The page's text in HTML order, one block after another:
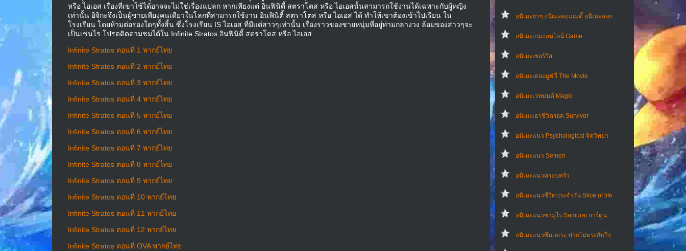
อนิเมะฮาๆ อนิเมะคอมเมดี้ อนิเมะตลก
อนิเมะเกมออนไลน์ Game
อนิเมะเซอร์วิส
อนิเมะเดอะมูฟวี่ The Movie
อนิเมะเวทมนต์ Magic
อนิเมะเอาชีวิตรอด Survivor
อนิเมะแนว Psychological จิตวิทยา
อนิเมะแนว Seinen
อนิเมะแนวครอบครัว
อนิเมะแนวชีวิตประจําวัน Slice of life
อนิเมะแนวซามูไร Samurai การ์ตูน
อนิเมะแนวซึนเดเระ ปากไม่ตรงกับใจ
หรือ ไอเอส เรื่องที่เขาใช้ได้อาจจะไม่ใช่เรื่องแปลก หากเพียงแต่ อินฟินิตี้ สตราโตส หรือ ไอเอสนั้นสามารถใช้งานได้เฉพาะกับผู้หญิง
เท่านั้น อิจิกะจึงเป็นผู้ชายเพียงคนเดียวในโลกที่สามารถใช้งาน อินฟินิตี้ สตราโตส หรือ ไอเอส ได้ ทำให้เขาต้องเข้าไปเรียน ใน
โรงเรียน โดยห้ามต่อรองใดๆทั้งสิ้น ซึ่งโรงเรียน IS ไอเอส ที่มีแต่สาวๆเท่านั้น เรื่องราวของชายหนุ่มที่อยู่ท่ามกลางวง ล้อมของสาวๆจะ
เป็นเช่นไร โปรดติดตามชมได้ใน Infinite Stratos อินฟินิตี้ สตราโตส หรือ ไอเอส
Infinite Stratos ตอนที่ 1 พากย์ไทย
Infinite Stratos ตอนที่ 2 พากย์ไทย
Infinite Stratos ตอนที่ 3 พากย์ไทย
Infinite Stratos ตอนที่ 4 พากย์ไทย
Infinite Stratos ตอนที่ 5 พากย์ไทย
Infinite Stratos ตอนที่ 6 พากย์ไทย
Infinite Stratos ตอนที่ 7 พากย์ไทย
Infinite Stratos ตอนที่ 8 พากย์ไทย
Infinite Stratos ตอนที่ 9 พากย์ไทย
Infinite Stratos ตอนที่ 10 พากย์ไทย
Infinite Stratos ตอนที่ 11 พากย์ไทย
Infinite Stratos ตอนที่ 12 พากย์ไทย
Infinite Stratos ตอนที่ OVA พากย์ไทย